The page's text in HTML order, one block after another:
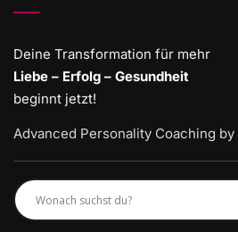
Deine Transformation für mehr
Liebe – Erfolg – Gesundheit
beginnt jetzt!
Advanced Personality Coaching